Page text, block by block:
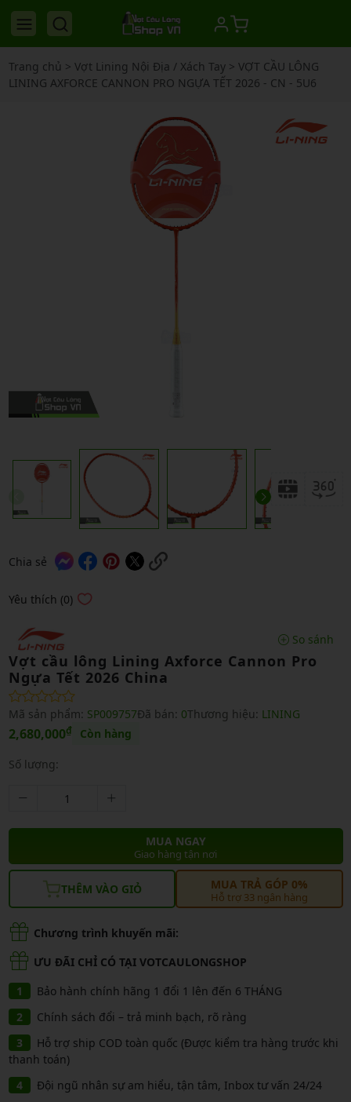
Trang chủ > Vợt Lining Nội Địa / Xách Tay> VỢT CẦU LÔNG
LINING AXFORCE CANNON PRO NGỰA TẾT 2026 - CN - 5U6
Chia sẻ
Yêu thích (0)
So sánh
Vợt cầu lông Lining Axforce Cannon Pro
Ngựa Tết 2026 China
Mã sản phẩm: SP009757Đã bán: 0Thương hiệu: LINING
2,680,000₫ Còn hàng
Số lượng:
MUA NGAY
Giao hàng tận nơi
THÊM VÀO GIỎ MUA TRẢ GÓP 0%
Hỗ trợ 33 ngân hàng
Chương trình khuyến mãi:
ƯU ĐÃI CHỈ CÓ TẠI VOTCAULONGSHOP
Bảo hành chính hãng 1 đổi 1 lên đến 6 THÁNG
Chính sách đổi – trả minh bạch, rõ ràng
Hỗ trợ ship COD toàn quốc (Được kiểm tra hàng trước khi
thanh toán)
Đội ngũ nhân sự am hiểu, tận tâm, Inbox tư vấn 24/24